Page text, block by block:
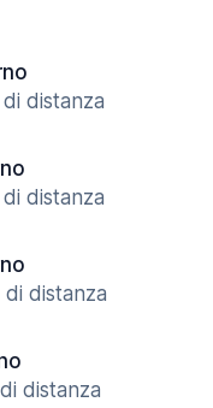
distanza
distanza
distanza
distanza